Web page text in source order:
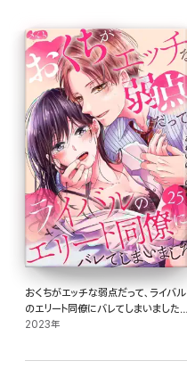
おくちがエッチな弱点だって、ライバル
のエリート同僚にバレてしまいました
(25)
2023年